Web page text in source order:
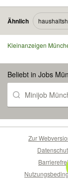
Ähnlich
Kleinanzeigen
Beliebt in Jobs
Minijob
Zur